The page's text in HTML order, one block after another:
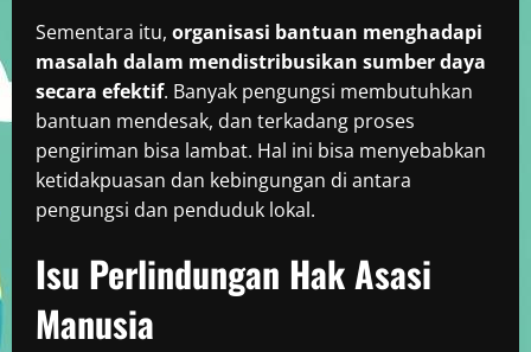
Sementara itu, organisasi bantuan menghadapi
masalah dalam mendistribusikan sumber daya
secara efektif. Banyak pengungsi membutuhkan
bantuan mendesak, dan terkadang proses
pengiriman bisa lambat. Hal ini bisa menyebabkan
ketidakpuasan dan kebingungan di antara
pengungsi dan penduduk lokal.
Isu Perlindungan Hak Asasi
Manusia